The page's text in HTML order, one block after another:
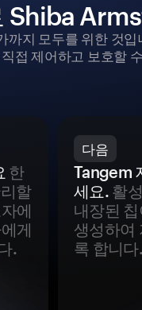
Shiba
지 모두를 위한 것
접 제어하고 보호할
한
할
에
게
.
다음
Tangem
세요.활
내장된
생성하여
록 합니다.